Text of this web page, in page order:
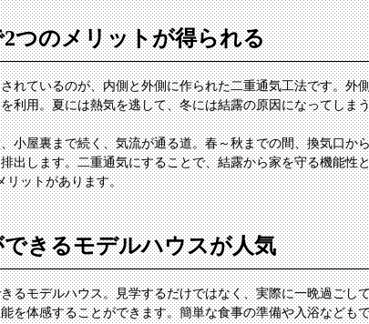
つのメリットが得られる
れているのが、内側と外側に作られた二重通気工法です。外
利用。夏には熱気を逃して、冬には結露の原因になってしま
小屋裏まで続く、気流が通る道。春～秋までの間、換気口か
出します。二重通気にすることで、結露から家を守る機能性
リットがあります。
きるモデルハウスが人気
るモデルハウス。見学するだけではなく、実際に一晩過ごし
を体感することができます。簡単な食事の準備や入浴なども